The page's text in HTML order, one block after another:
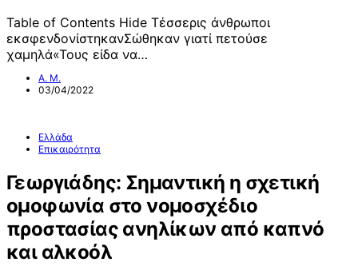
Table of Contents Hide Τέσσερις άνθρωποι
εκσφενδονίστηκανΣώθηκαν γιατί πετούσε
χαμηλά«Τους είδα να…
Α. Μ.
03/04/2022
Ελλάδα
Επικαιρότητα
Γεωργιάδης: Σημαντική η σχετική
ομοφωνία στο νομοσχέδιο
προστασίας ανηλίκων από καπνό
και αλκοόλ